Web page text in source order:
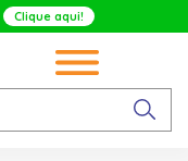
Clique aqui!